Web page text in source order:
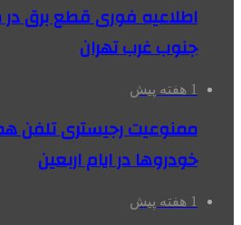
اطلاعیه فوری قطع برق در
جنوب غرب تهران
1 هفته پیش
ممنوعیت رجیستری تلفن
خودروها در ایام اربعین
1 هفته پیش